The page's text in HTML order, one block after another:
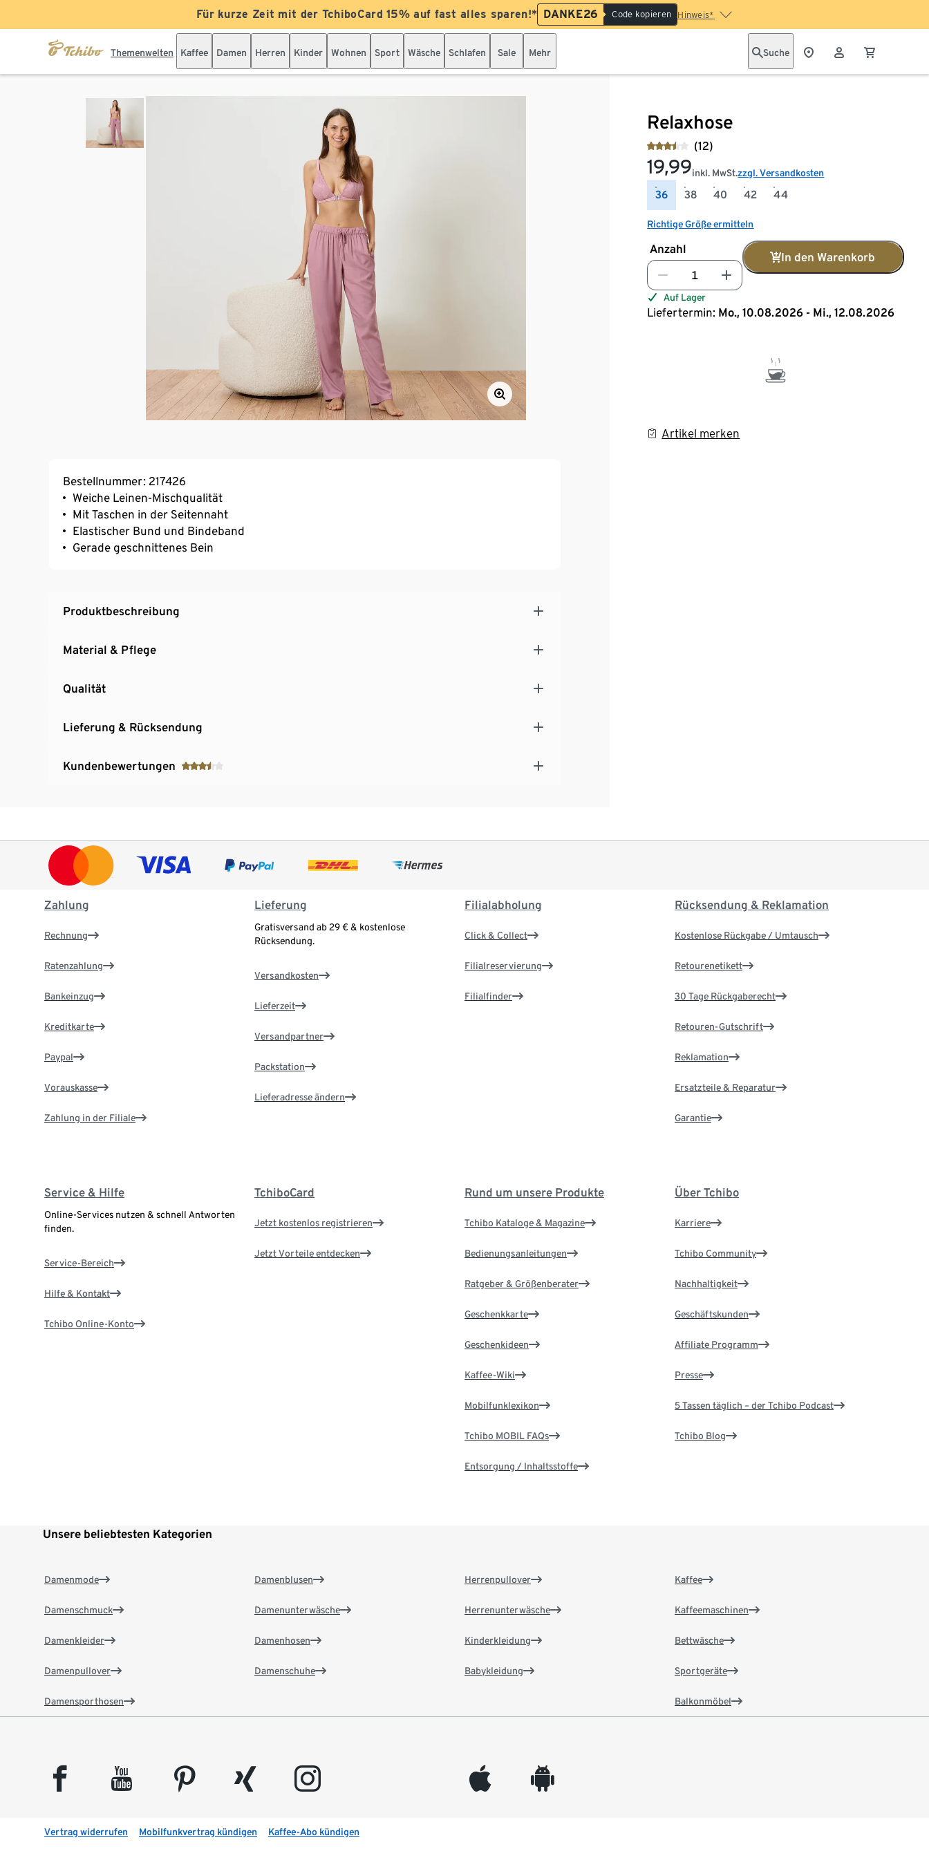
Für kurze Zeit mit der TchiboCard 15% auf fast alles sparen!* DANKE26 Code kopieren Hinweis*
Themenwelten Kaffee Damen Herren Kinder Wohnen Sport Wäsche Schlafen Sale Mehr Suche
Relaxhose
(12)
19,99inkl. MwSt.zzgl. Versandkosten
36 38 40 42 44
Richtige Größe ermitteln
Anzahl
In den Warenkorb
Auf Lager
Liefertermin: Mo., 10.08.2026 - Mi., 12.08.2026
Artikel merken
Bestellnummer: 217426
Weiche Leinen-Mischqualität
Mit Taschen in der Seitennaht
Elastischer Bund und Bindeband
Gerade geschnittenes Bein
Produktbeschreibung
Material & Pflege
Qualität
Lieferung & Rücksendung
Kundenbewertungen
Zahlung
Rechnung
Ratenzahlung
Bankeinzug
Kreditkarte
Paypal
Vorauskasse
Zahlung in der Filiale
Lieferung
Gratisversand ab 29 € & kostenlose
Rücksendung.
Versandkosten
Lieferzeit
Versandpartner
Packstation
Lieferadresse ändern
Filialabholung
Click & Collect
Filialreservierung
Filialfinder
Rücksendung & Reklamation
Kostenlose Rückgabe / Umtausch
Retourenetikett
30 Tage Rückgaberecht
Retouren-Gutschrift
Reklamation
Ersatzteile & Reparatur
Garantie
Service & Hilfe
Online-Services nutzen & schnell Antworten
finden.
Service-Bereich
Hilfe & Kontakt
Tchibo Online-Konto
TchiboCard
Jetzt kostenlos registrieren
Jetzt Vorteile entdecken
Rund um unsere Produkte
Tchibo Kataloge & Magazine
Bedienungsanleitungen
Ratgeber & Größenberater
Geschenkkarte
Geschenkideen
Kaffee-Wiki
Mobilfunklexikon
Tchibo MOBIL FAQs
Entsorgung / Inhaltsstoffe
Über Tchibo
Karriere
Tchibo Community
Nachhaltigkeit
Geschäftskunden
Affiliate Programm
Presse
5 Tassen täglich – der Tchibo Podcast
Tchibo Blog
Unsere beliebtesten Kategorien
Damenmode
Damenschmuck
Damenkleider
Damenpullover
Damensporthosen
Damenblusen
Damenunterwäsche
Damenhosen
Damenschuhe
Herrenpullover
Herrenunterwäsche
Kinderkleidung
Babykleidung
Kaffee
Kaffeemaschinen
Bettwäsche
Sportgeräte
Balkonmöbel
facebook youtube pinterest xing instagram appleinc android
Vertrag widerrufen Mobilfunkvertrag kündigen Kaffee-Abo kündigen